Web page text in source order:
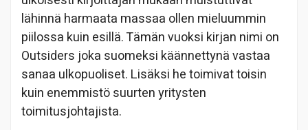
lähinnä harmaata massaa ollen mieluummin
piilossa kuin esillä. Tämän vuoksi kirjan nimi on
Outsiders joka suomeksi käännettynä vastaa
sanaa ulkopuoliset. Lisäksi he toimivat toisin
kuin enemmistö suurten yritysten
toimitusjohtajista.